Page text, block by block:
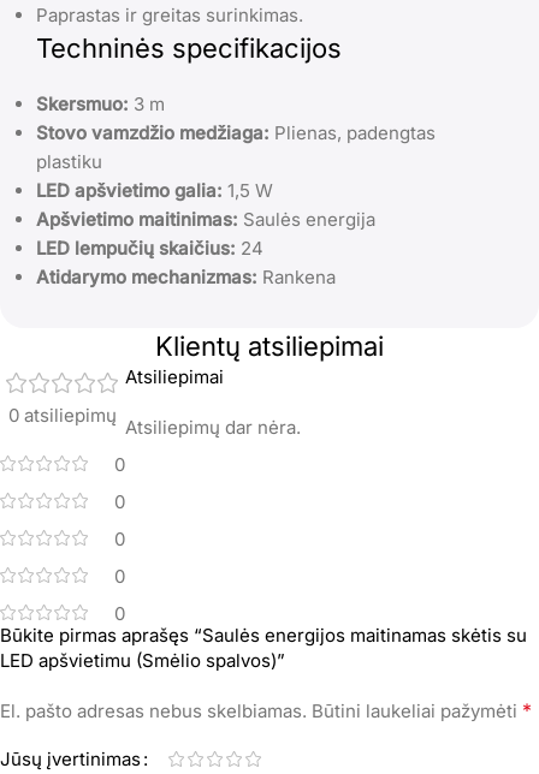
Paprastas ir greitas surinkimas.
Techninės specifikacijos
Skersmuo: 3 m
Stovo vamzdžio medžiaga: Plienas, padengtas
plastiku
LED apšvietimo galia: 1,5 W
Apšvietimo maitinimas: Saulės energija
LED lempučių skaičius: 24
Atidarymo mechanizmas: Rankena
Klientų atsiliepimai
0 atsiliepimų
0
0
0
0
0
Atsiliepimai
Atsiliepimų dar nėra.
Būkite pirmas aprašęs “Saulės energijos maitinamas skėtis su
LED apšvietimu (Smėlio spalvos)”
El. pašto adresas nebus skelbiamas. Būtini laukeliai pažymėti *
Jūsų įvertinimas